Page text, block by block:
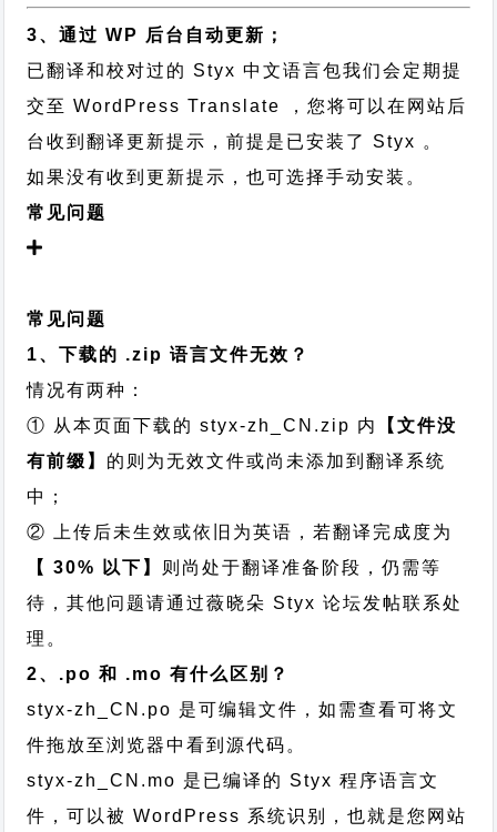
3、通过 WP 后台自动更新；
已翻译和校对过的 Styx 中文语言包我们会定期提
交至 WordPress Translate ，您将可以在网站后
台收到翻译更新提示，前提是已安装了 Styx 。
如果没有收到更新提示，也可选择手动安装。
常见问题
常见问题
1、下载的 .zip 语言文件无效？
情况有两种：
① 从本页面下载的 styx-zh_CN.zip 内
【文件没
有前缀】 的则为无效文件或尚未添加到翻译系统
中；
② 上传后未生效或依旧为英语，若翻译完成度为
【 30% 以下】 则尚处于翻译准备阶段，仍需等
待，其他问题请通过薇晓朵 Styx 论坛发帖联系处
理。
2、.po 和 .mo 有什么区别？
styx-zh_CN.po 是可编辑文件，如需查看可将文
件拖放至浏览器中看到源代码。
styx-zh_CN.mo 是已编译的 Styx 程序语言文
件，可以被 WordPress 系统识别，也就是您网站